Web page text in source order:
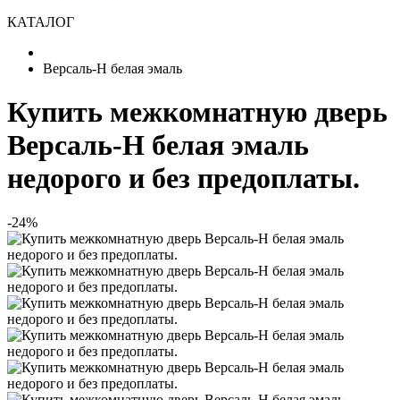
КАТАЛОГ
Версаль-Н белая эмаль
Купить межкомнатную дверь
Версаль-Н белая эмаль
недорого и без предоплаты.
-24%